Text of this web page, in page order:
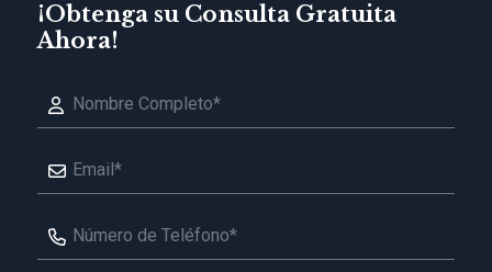
¡Obtenga su Consulta Gratuita
Ahora!